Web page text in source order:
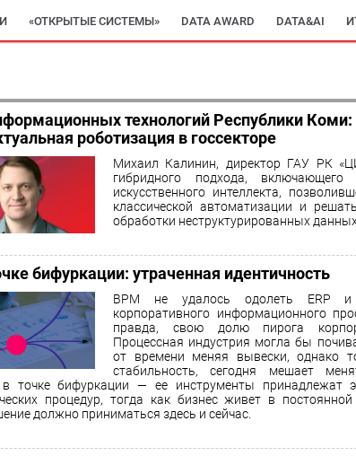
«ОТКРЫТЫЕ СИСТЕМЫ» DATA AWARD DATA&AI
технологий Республики Коми:
роботизация в госсекторе
Михаил Калинин, директор ГАУ РК
гибридного подхода,
искусственного интеллекта,
классической автоматизации и
обработки неструктурированных
бифуркации: утраченная идентичность
BPM не удалось одолеть ERP
корпоративного информационного
правда, свою долю пирога
Процессная индустрия могла бы
от времени меняя вывески, однако
стабильность, сегодня мешает
в точке бифуркации — ее инструменты принадлежат
процедур, тогда как бизнес живет в постоянной
должно приниматься здесь и сейчас.